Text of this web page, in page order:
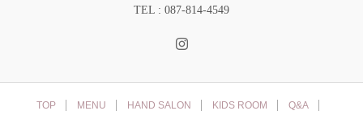
TEL : 087-814-4549
TOP MENU HAND SALON KIDS ROOM Q&A